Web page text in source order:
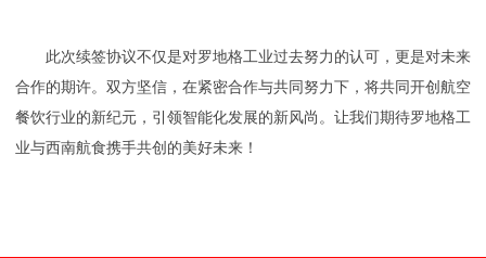
此次续签协议不仅是对罗地格工业过去努力的认可，更是对未来
合作的期许。双方坚信，在紧密合作与共同努力下，将共同开创航空
餐饮行业的新纪元，引领智能化发展的新风尚。让我们期待罗地格工
业与西南航食携手共创的美好未来！